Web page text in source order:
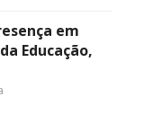
em
Educação,